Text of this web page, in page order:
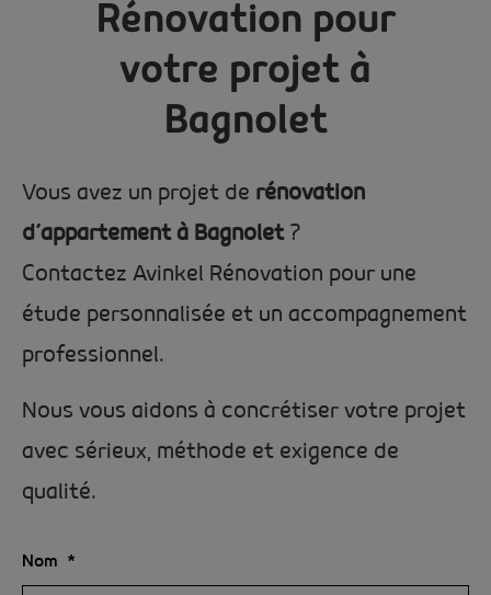
Rénovation pour
votre projet à
Bagnolet
Vous avez un projet de rénovation
d’appartement à Bagnolet?
Contactez Avinkel Rénovation pour une
étude personnalisée et un accompagnement
professionnel.
Nous vous aidons à concrétiser votre projet
avec sérieux, méthode et exigence de
qualité.
Nom